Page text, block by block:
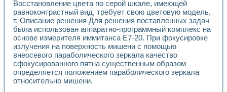
Восстановление цвета по серой шкале, имеющей
равноконтрастный вид, требует свою цветовую модель,
т. Описание решения Для решения поставленных задач
была использован аппаратно-программный комплекс на
основе измерителя иммитанса Е7-20. При фокусировке
излучения на поверхность мишени с помощью
внеосевого параболического зеркала качество
сфокусированного пятна существенным образом
определяется положением параболического зеркала
относительно мишени.